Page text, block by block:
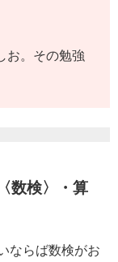
お。その勉強
数検〉・算
ならば数検がお